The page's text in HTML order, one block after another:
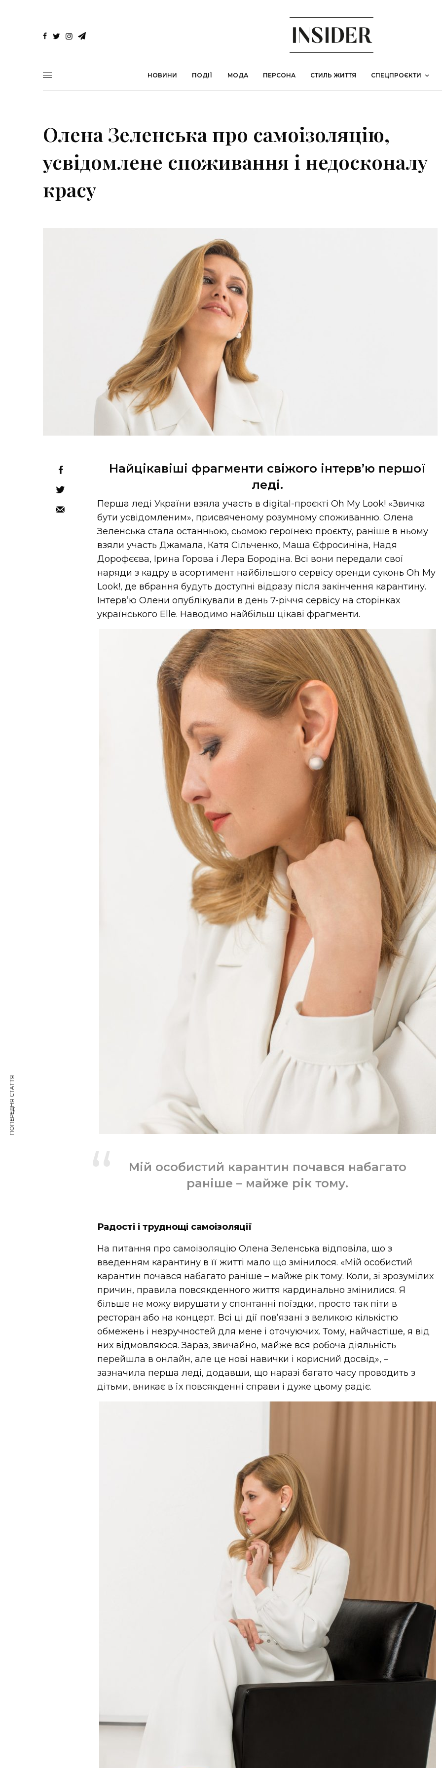
НОВИНИ ПОДІЇ МОДА ПЕРСОНА СТИЛЬ ЖИТТЯ СПЕЦПРОЄКТИ
Олена Зеленська про самоізоляцію,
усвідомлене споживання і недосконалу
красу
Найцікавіші фрагменти свіжого інтерв’ю першої
леді.
Перша леді України взяла участь в digital-проєкті Oh My Look! «Звичка
бути усвідомленим», присвяченому розумному споживанню. Олена
Зеленська стала останньою, сьомою героїнею проєкту, раніше в ньому
взяли участь Джамала, Катя Сільченко, Маша Єфросиніна, Надя
Дорофєєва, Ірина Горова і Лера Бородіна. Всі вони передали свої
наряди з кадру в асортимент найбільшого сервісу оренди суконь Oh My
Look!, де вбрання будуть доступні відразу після закінчення карантину.
Інтерв’ю Олени опублікували в день 7-річчя сервісу на сторінках
українського Elle. Наводимо найбільш цікаві фрагменти.
Мій особистий карантин почався набагато
раніше – майже рік тому.
Радості і труднощі самоізоляції
На питання про самоізоляцію Олена Зеленська відповіла, що з
введенням карантину в її житті мало що змінилося. «Мій особистий
карантин почався набагато раніше – майже рік тому. Коли, зі зрозумілих
причин, правила повсякденного життя кардинально змінилися. Я
більше не можу вирушати у спонтанні поїздки, просто так піти в
ресторан або на концерт. Всі ці дії пов’язані з великою кількістю
обмежень і незручностей для мене і оточуючих. Тому, найчастіше, я від
них відмовляюся. Зараз, звичайно, майже вся робоча діяльність
перейшла в онлайн, але це нові навички і корисний досвід», –
зазначила перша леді, додавши, що наразі багато часу проводить з
дітьми, вникає в їх повсякденні справи і дуже цьому радіє.
ПОПЕРЕДНЯ СТАТТЯ